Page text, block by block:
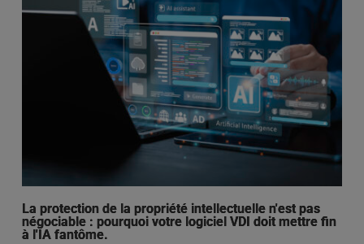
La protection de la propriété intellectuelle n'est pas
négociable : pourquoi votre logiciel VDI doit mettre fin
à l'IA fantôme.